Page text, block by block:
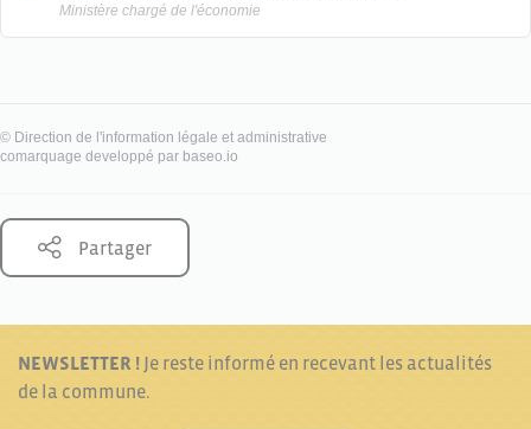
Ministère chargé de l'économie
© Direction de l'information légale et administrative
comarquage developpé par baseo.io
Partager
NEWSLETTER ! Je reste informé en recevant les actualités
de la commune.